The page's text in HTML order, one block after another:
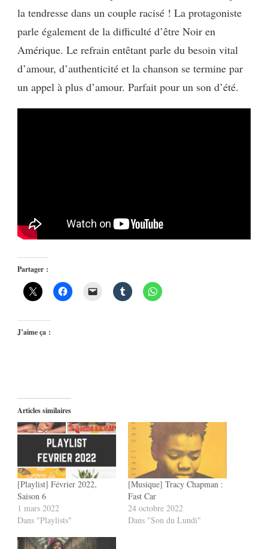
la tendresse dans un couple racisé ! La protagoniste
parle également de la difficulté d’être Noir en
Amérique. Le refrain entêtant parle du besoin vital
d’amour, d’authenticité et la chanson se termine par
un appel à plus d’amour. Parfait pour un son d’été.
Partager :
J’aime ça :
Articles similaires
[Playlist] Février 2022,
Saison 6
1 mars 2022
Dans "Playlists"
[Musique] Tracy Chapman :
Fast Car
24 octobre 2022
Dans "Son du Lundi"